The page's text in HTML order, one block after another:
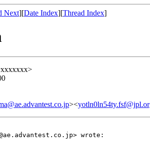
Next][Date Index][Thread Index]
><